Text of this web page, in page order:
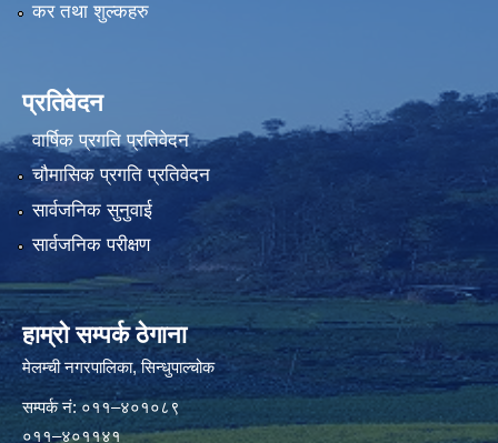
कर तथा शुल्कहरु
प्रतिवेदन
वार्षिक प्रगति प्रतिवेदन
चौमासिक प्रगति प्रतिवेदन
सार्वजनिक सुनुवाई
सार्वजनिक परीक्षण
हाम्रो सम्पर्क ठेगाना
मेलम्ची नगरपालिका‍, सिन्धुपाल्चोक
सम्पर्क न‌ं: ०११–४०१०८९
०११–४०११४१